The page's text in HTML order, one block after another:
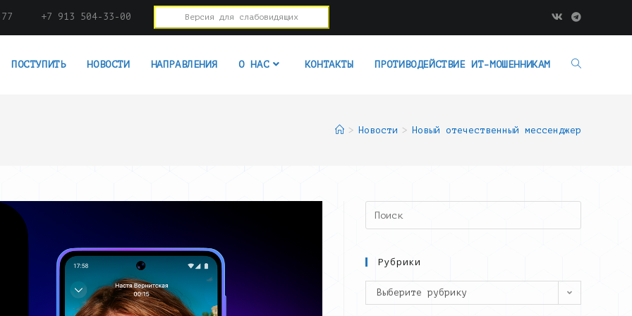
+7 913 504-33-00 Версия для слабовидящих
ПОСТУПИТЬ НОВОСТИ НАПРАВЛЕНИЯ О НАС КОНТАКТЫ ПРОТИВОДЕЙСТВИЕ ИТ-МОШЕННИКАМ
> Новости > Новый отечественный мессенджер
Search
this
Рубрики
Рубрики
Выберите рубрику